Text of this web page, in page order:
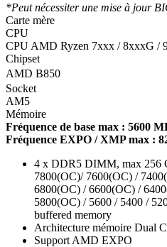
*Peut nécessiter une mise à jour
Carte mère
CPU
CPU AMD Ryzen 7xxx / 8xxxG /
Chipset
AMD B850
Socket
AM5
Mémoire
Fréquence de base max : 5600
Fréquence EXPO / XMP max :
4 x DDR5 DIMM, max 256
7800(OC)/ 7600(OC) /
6800(OC) / 6600(OC) /
5800(OC) / 5600 / 5400 /
buffered memory
Architecture mémoire Dual
Support AMD EXPO